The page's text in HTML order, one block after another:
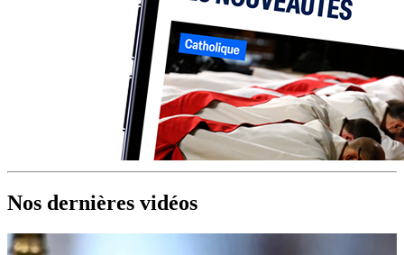
Nos dernières vidéos